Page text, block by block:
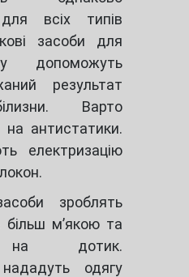
всіх типів
засоби для
допоможуть
результат
Варто
на антистатики.
електризацію
зроблять
м’якою та
на дотик.
одягу